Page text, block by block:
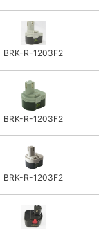
BRK-R-1203F2
BRK-R-1203F2
BRK-R-1203F2